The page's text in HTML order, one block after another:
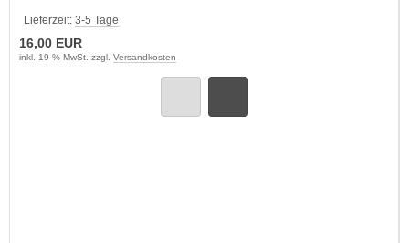
Lieferzeit: 3-5 Tage
16,00 EUR
inkl. 19 % MwSt. zzgl. Versandkosten